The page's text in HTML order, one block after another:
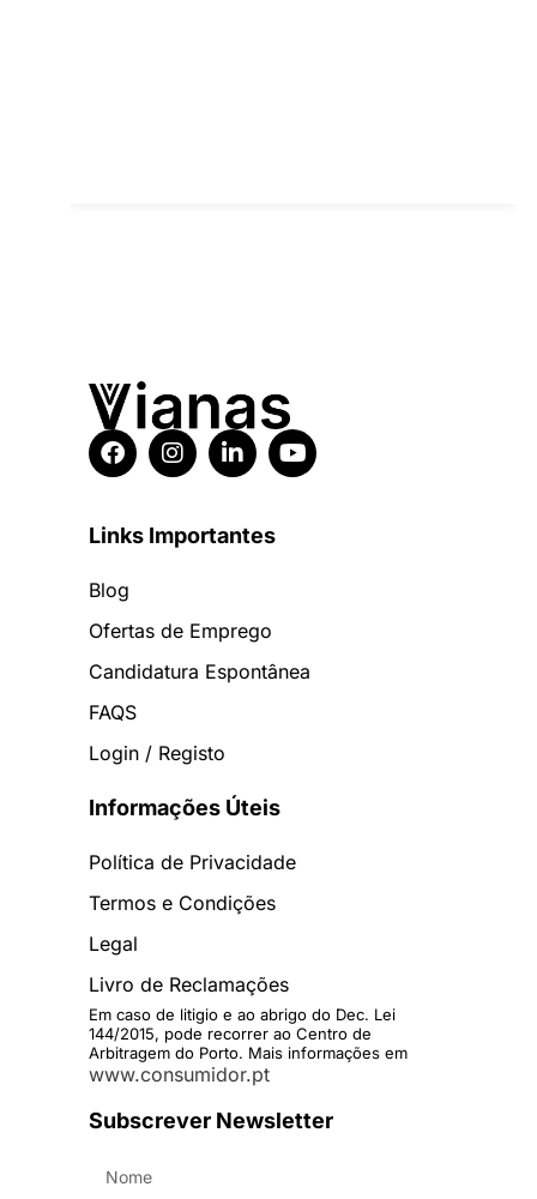
Links Importantes
Blog
Ofertas de Emprego
Candidatura Espontânea
FAQS
Login / Registo
Informações Úteis
Política de Privacidade
Termos e Condições
Legal
Livro de Reclamações
Em caso de litigio e ao abrigo do Dec. Lei
144/2015, pode recorrer ao Centro de
Arbitragem do Porto. Mais informações em
www.consumidor.pt
Subscrever Newsletter